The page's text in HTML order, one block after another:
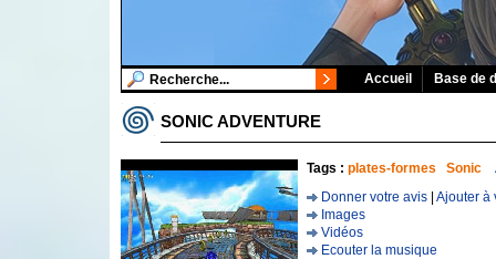
Accueil Base de
SONIC ADVENTURE
Tags : plates-formes Sonic
Donner votre avis Ajouter à
Images
Vidéos
Ecouter la musique